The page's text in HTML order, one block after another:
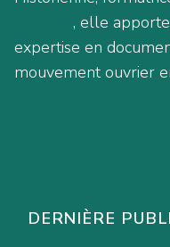
, elle
expertise en
mouvement ouvrier
DERNIÈRE